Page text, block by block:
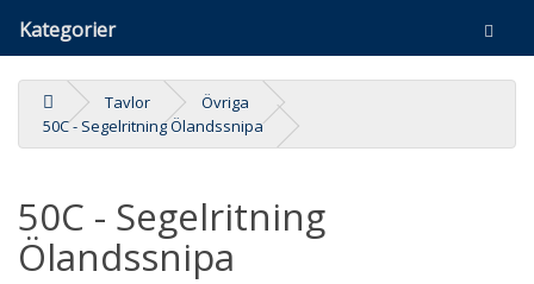
Kategorier
Tavlor
Övriga
50C - Segelritning Ölandssnipa
50C - Segelritning
Ölandssnipa